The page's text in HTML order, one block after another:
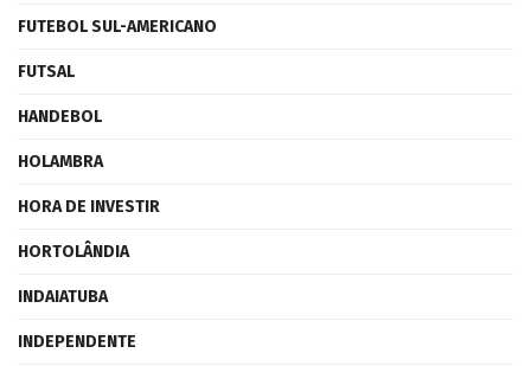
FUTEBOL SUL-AMERICANO
FUTSAL
HANDEBOL
HOLAMBRA
HORA DE INVESTIR
HORTOLÂNDIA
INDAIATUBA
INDEPENDENTE